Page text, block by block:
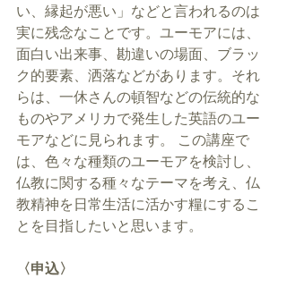
い、縁起が悪い」などと言われるのは
実に残念なことです。ユーモアには、
面白い出来事、勘違いの場面、ブラッ
ク的要素、洒落などがあります。それ
らは、一休さんの頓智などの伝統的な
ものやアメリカで発生した英語のユー
モアなどに見られます。 この講座で
は、色々な種類のユーモアを検討し、
仏教に関する種々なテーマを考え、仏
教精神を日常生活に活かす糧にするこ
とを目指したいと思います。
〈申込〉